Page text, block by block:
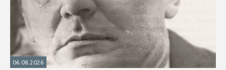
06.08.2026